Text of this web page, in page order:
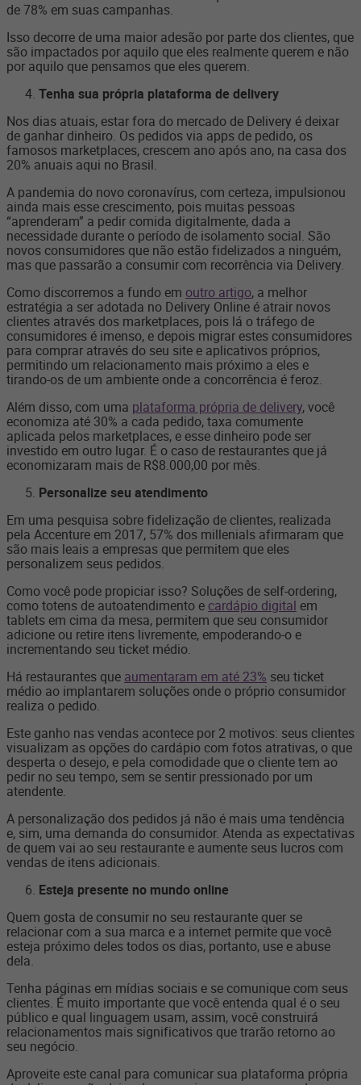
de 78% em suas campanhas.
Isso decorre de uma maior adesão por parte dos clientes, que
são impactados por aquilo que eles realmente querem e não
por aquilo que pensamos que eles querem.
Tenha sua própria plataforma de delivery
Nos dias atuais, estar fora do mercado de Delivery é deixar
de ganhar dinheiro. Os pedidos via apps de pedido, os
famosos marketplaces, crescem ano após ano, na casa dos
20% anuais aqui no Brasil.
A pandemia do novo coronavírus, com certeza, impulsionou
ainda mais esse crescimento, pois muitas pessoas
“aprenderam” a pedir comida digitalmente, dada a
necessidade durante o período de isolamento social. São
novos consumidores que não estão fidelizados a ninguém,
mas que passarão a consumir com recorrência via Delivery.
Como discorremos a fundo em outro artigo, a melhor
estratégia a ser adotada no Delivery Online é atrair novos
clientes através dos marketplaces, pois lá o tráfego de
consumidores é imenso, e depois migrar estes consumidores
para comprar através do seu site e aplicativos próprios,
permitindo um relacionamento mais próximo a eles e
tirando-os de um ambiente onde a concorrência é feroz.
Além disso, com uma plataforma própria de delivery, você
economiza até 30% a cada pedido, taxa comumente
aplicada pelos marketplaces, e esse dinheiro pode ser
investido em outro lugar. É o caso de restaurantes que já
economizaram mais de R$8.000,00 por mês.
Personalize seu atendimento
Em uma pesquisa sobre fidelização de clientes, realizada
pela Accenture em 2017, 57% dos millenials afirmaram que
são mais leais a empresas que permitem que eles
personalizem seus pedidos.
Como você pode propiciar isso? Soluções de self-ordering,
como totens de autoatendimento e cardápio digital em
tablets em cima da mesa, permitem que seu consumidor
adicione ou retire itens livremente, empoderando-o e
incrementando seu ticket médio.
Há restaurantes que aumentaram em até 23% seu ticket
médio ao implantarem soluções onde o próprio consumidor
realiza o pedido.
Este ganho nas vendas acontece por 2 motivos: seus clientes
visualizam as opções do cardápio com fotos atrativas, o que
desperta o desejo, e pela comodidade que o cliente tem ao
pedir no seu tempo, sem se sentir pressionado por um
atendente.
A personalização dos pedidos já não é mais uma tendência
e, sim, uma demanda do consumidor. Atenda as expectativas
de quem vai ao seu restaurante e aumente seus lucros com
vendas de itens adicionais.
Esteja presente no mundo online
Quem gosta de consumir no seu restaurante quer se
relacionar com a sua marca e a internet permite que você
esteja próximo deles todos os dias, portanto, use e abuse
dela.
Tenha páginas em mídias sociais e se comunique com seus
clientes. É muito importante que você entenda qual é o seu
público e qual linguagem usam, assim, você construirá
relacionamentos mais significativos que trarão retorno ao
seu negócio.
Aproveite este canal para comunicar sua plataforma própria